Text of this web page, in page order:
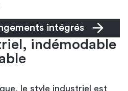
intégrés
indémodable
le style industriel est